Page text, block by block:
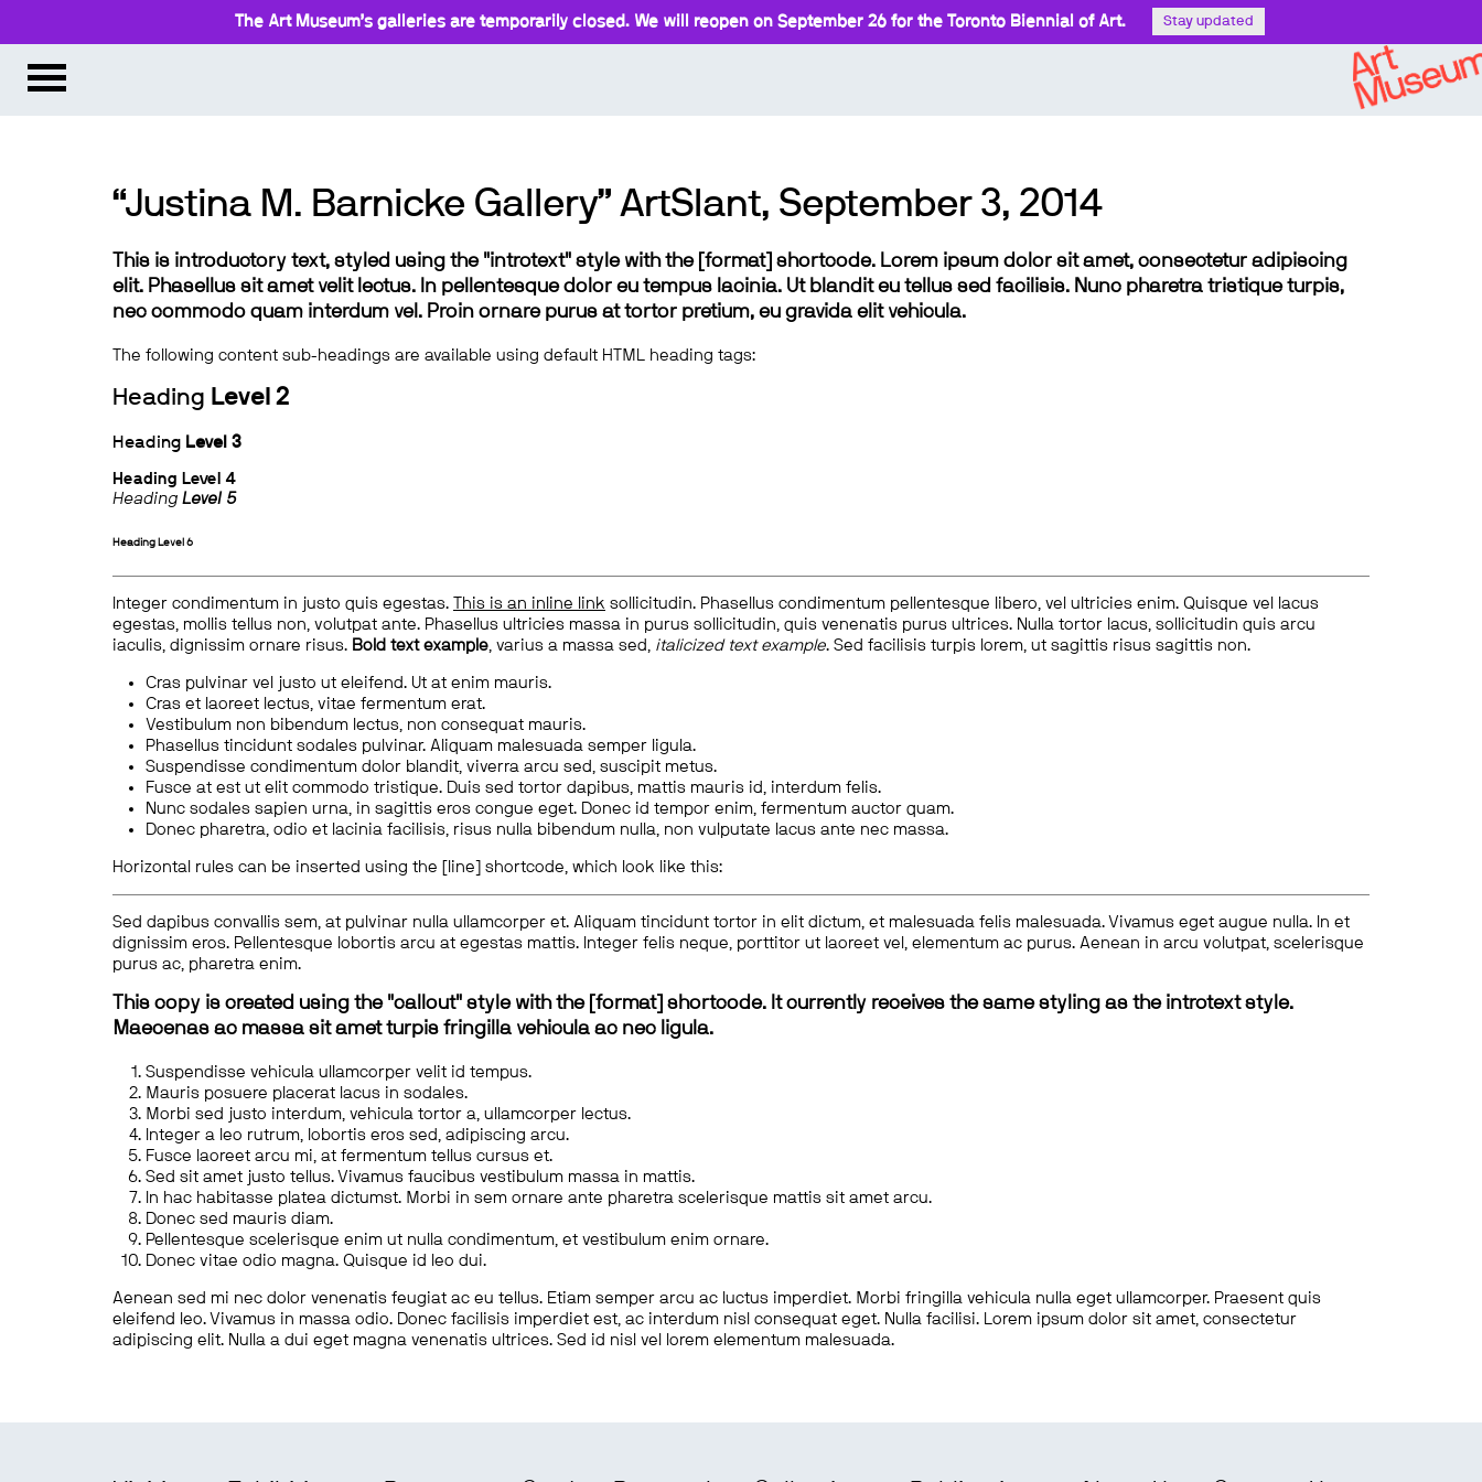
The Art Museum’s galleries are temporarily closed. We will reopen on September 26 for the Toronto Biennial of Art. Stay updated
“Justina M. Barnicke Gallery” ArtSlant, September 3, 2014
This is introductory text, styled using the "introtext" style with the [format] shortcode. Lorem ipsum dolor sit amet, consectetur adipiscing
elit. Phasellus sit amet velit lectus. In pellentesque dolor eu tempus lacinia. Ut blandit eu tellus sed facilisis. Nunc pharetra tristique turpis,
nec commodo quam interdum vel. Proin ornare purus at tortor pretium, eu gravida elit vehicula.
The following content sub-headings are available using default HTML heading tags:
Heading Level 2
Heading Level 3
Heading Level 4
Heading Level 5
Heading Level 6
Integer condimentum in justo quis egestas. This is an inline link sollicitudin. Phasellus condimentum pellentesque libero, vel ultricies enim. Quisque vel lacus
egestas, mollis tellus non, volutpat ante. Phasellus ultricies massa in purus sollicitudin, quis venenatis purus ultrices. Nulla tortor lacus, sollicitudin quis arcu
iaculis, dignissim ornare risus. Bold text example, varius a massa sed, italicized text example. Sed facilisis turpis lorem, ut sagittis risus sagittis non.
Cras pulvinar vel justo ut eleifend. Ut at enim mauris.
Cras et laoreet lectus, vitae fermentum erat.
Vestibulum non bibendum lectus, non consequat mauris.
Phasellus tincidunt sodales pulvinar. Aliquam malesuada semper ligula.
Suspendisse condimentum dolor blandit, viverra arcu sed, suscipit metus.
Fusce at est ut elit commodo tristique. Duis sed tortor dapibus, mattis mauris id, interdum felis.
Nunc sodales sapien urna, in sagittis eros congue eget. Donec id tempor enim, fermentum auctor quam.
Donec pharetra, odio et lacinia facilisis, risus nulla bibendum nulla, non vulputate lacus ante nec massa.
Horizontal rules can be inserted using the [line] shortcode, which look like this:
Sed dapibus convallis sem, at pulvinar nulla ullamcorper et. Aliquam tincidunt tortor in elit dictum, et malesuada felis malesuada. Vivamus eget augue nulla. In et
dignissim eros. Pellentesque lobortis arcu at egestas mattis. Integer felis neque, porttitor ut laoreet vel, elementum ac purus. Aenean in arcu volutpat, scelerisque
purus ac, pharetra enim.
This copy is created using the "callout" style with the [format] shortcode. It currently receives the same styling as the introtext style.
Maecenas ac massa sit amet turpis fringilla vehicula ac nec ligula.
Suspendisse vehicula ullamcorper velit id tempus.
Mauris posuere placerat lacus in sodales.
Morbi sed justo interdum, vehicula tortor a, ullamcorper lectus.
Integer a leo rutrum, lobortis eros sed, adipiscing arcu.
Fusce laoreet arcu mi, at fermentum tellus cursus et.
Sed sit amet justo tellus. Vivamus faucibus vestibulum massa in mattis.
In hac habitasse platea dictumst. Morbi in sem ornare ante pharetra scelerisque mattis sit amet arcu.
Donec sed mauris diam.
Pellentesque scelerisque enim ut nulla condimentum, et vestibulum enim ornare.
Donec vitae odio magna. Quisque id leo dui.
Aenean sed mi nec dolor venenatis feugiat ac eu tellus. Etiam semper arcu ac luctus imperdiet. Morbi fringilla vehicula nulla eget ullamcorper. Praesent quis
eleifend leo. Vivamus in massa odio. Donec facilisis imperdiet est, ac interdum nisl consequat eget. Nulla facilisi. Lorem ipsum dolor sit amet, consectetur
adipiscing elit. Nulla a dui eget magna venenatis ultrices. Sed id nisl vel lorem elementum malesuada.